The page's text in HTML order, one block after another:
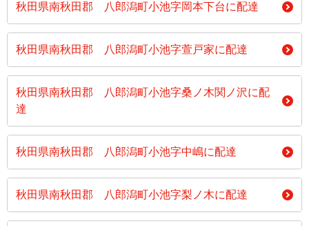
秋田県南秋田郡 八郎潟町小池字岡本下台に配達
秋田県南秋田郡 八郎潟町小池字萱戸家に配達
秋田県南秋田郡 八郎潟町小池字桑ノ木関ノ沢に配
達
秋田県南秋田郡 八郎潟町小池字中嶋に配達
秋田県南秋田郡 八郎潟町小池字梨ノ木に配達